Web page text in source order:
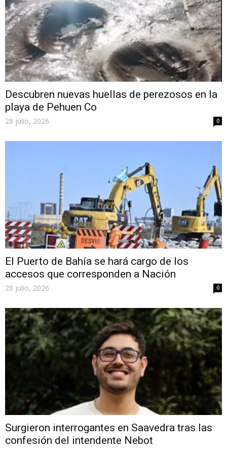
Descubren nuevas huellas de perezosos en la
playa de Pehuen Co
28 julio, 2026 0
El Puerto de Bahía se hará cargo de los
accesos que corresponden a Nación
28 julio, 2026 0
Surgieron interrogantes en Saavedra tras las
confesión del intendente Nebot